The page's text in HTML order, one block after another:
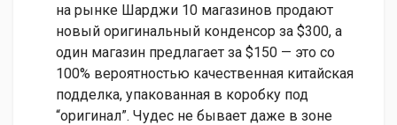
на рынке Шарджи 10 магазинов продают
новый оригинальный конденсор за $300, а
один магазин предлагает за $150 — это со
100% вероятностью качественная китайская
подделка, упакованная в коробку под
“оригинал”. Чудес не бывает даже в зоне